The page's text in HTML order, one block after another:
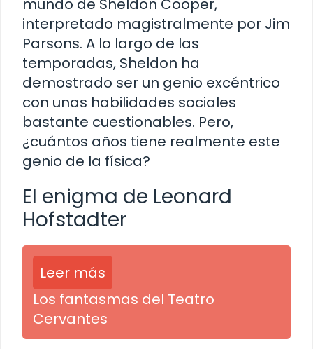
mundo de Sheldon Cooper,
interpretado magistralmente por Jim
Parsons. A lo largo de las
temporadas, Sheldon ha
demostrado ser un genio excéntrico
con unas habilidades sociales
bastante cuestionables. Pero,
¿cuántos años tiene realmente este
genio de la física?
El enigma de Leonard
Hofstadter
Leer más
Los fantasmas del Teatro
Cervantes